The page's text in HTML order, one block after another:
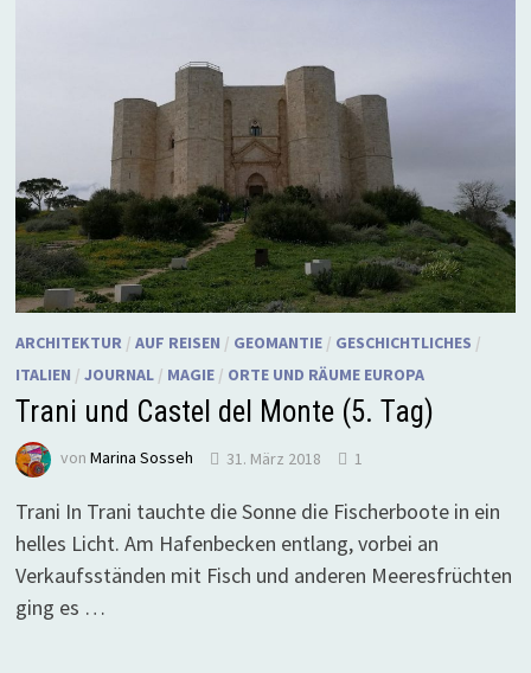
ARCHITEKTUR / AUF REISEN / GEOMANTIE/ GESCHICHTLICHES /
ITALIEN / JOURNAL/ MAGIE/ ORTE UND RÄUME EUROPA
Trani und Castel del Monte (5. Tag)
von Marina Sosseh 31. März 2018 1
Trani In Trani tauchte die Sonne die Fischerboote in ein
helles Licht. Am Hafenbecken entlang, vorbei an
Verkaufsständen mit Fisch und anderen Meeresfrüchten
ging es …